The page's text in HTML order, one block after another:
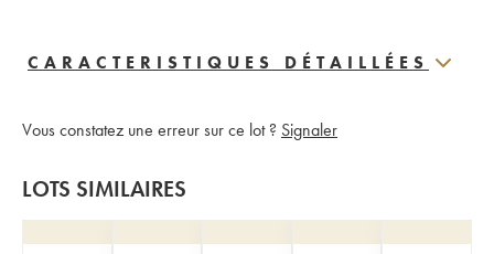
CARACTERISTIQUES DÉTAILLÉES
Vous constatez une erreur sur ce lot ? Signaler
LOTS SIMILAIRES